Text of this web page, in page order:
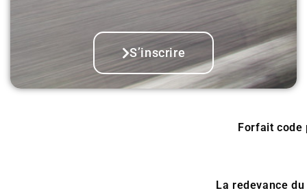
S’inscrire
Forfait code
La redevance